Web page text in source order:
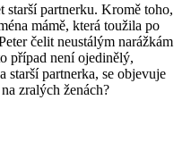
starší partnerku. Kromě toho,
mámě, která toužila po
čelit neustálým narážkám
případ není ojedinělý,
starší partnerka, se objevuje
zralých ženách?